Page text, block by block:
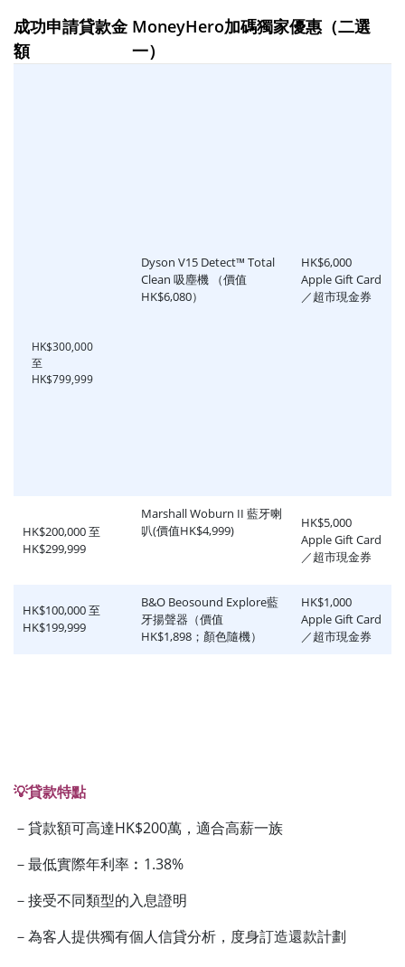
成功申請貸款金
額
MoneyHero加碼獨家優惠（二選
一）
HK$300,000
至
HK$799,999
Dyson V15 Detect™ Total
Clean 吸塵機 （價值
HK$6,080）
HK$6,000
Apple Gift Card
／超市現金券
HK$200,000 至
HK$299,999
Marshall Woburn II 藍牙喇
叭(價值HK$4,999)
HK$5,000
Apple Gift Card
／超市現金券
HK$100,000 至
HK$199,999
B&O Beosound Explore藍
牙揚聲器（價值
HK$1,898；顏色隨機）
HK$1,000
Apple Gift Card
／超市現金券
💡貸款特點
－貸款額可高達HK$200萬，適合高薪一族
－最低實際年利率︰1.38%
－接受不同類型的入息證明
－為客人提供獨有個人信貸分析，度身訂造還款計劃